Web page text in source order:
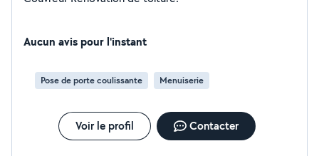
Aucun avis pour l'instant
Pose de porte coulissante Menuiserie
Voir le profil Contacter